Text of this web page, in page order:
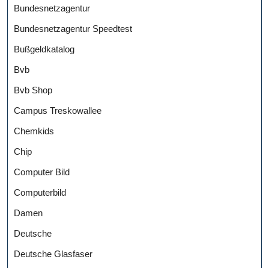
Bundesnetzagentur
Bundesnetzagentur Speedtest
Bußgeldkatalog
Bvb
Bvb Shop
Campus Treskowallee
Chemkids
Chip
Computer Bild
Computerbild
Damen
Deutsche
Deutsche Glasfaser